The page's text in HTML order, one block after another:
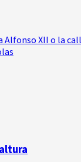
Alfonso XII o la